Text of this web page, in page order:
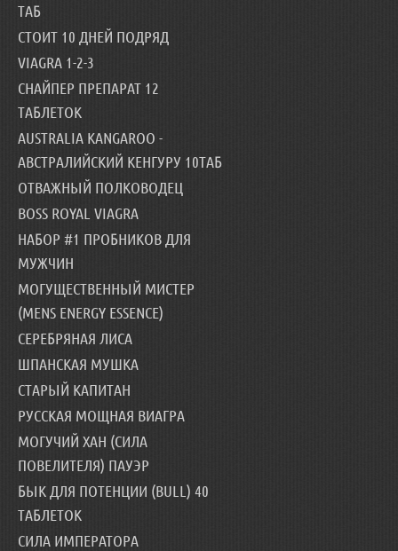
ТАБ
СТОИТ 10 ДНЕЙ ПОДРЯД
VIAGRA 1-2-3
СНАЙПЕР ПРЕПАРАТ 12
ТАБЛЕТОК
AUSTRALIA KANGAROO -
АВСТРАЛИЙСКИЙ КЕНГУРУ 10ТАБ
ОТВАЖНЫЙ ПОЛКОВОДЕЦ
BOSS ROYAL VIAGRA
НАБОР #1 ПРОБНИКОВ ДЛЯ
МУЖЧИН
МОГУЩЕСТВЕННЫЙ МИСТЕР
(MENS ENERGY ESSENCE)
СЕРЕБРЯНАЯ ЛИСА
ШПАНСКАЯ МУШКА
СТАРЫЙ КАПИТАН
РУССКАЯ МОЩНАЯ ВИАГРА
МОГУЧИЙ ХАН (СИЛА
ПОВЕЛИТЕЛЯ) ПАУЭР
БЫК ДЛЯ ПОТЕНЦИИ (BULL) 40
ТАБЛЕТОК
СИЛА ИМПЕРАТОРА